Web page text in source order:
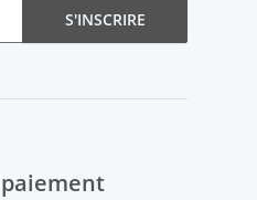
S'INSCRIRE